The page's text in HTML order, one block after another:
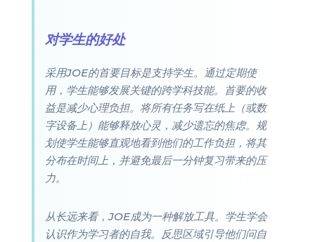
对学生的好处
采用JOE的首要目标是支持学生。通过定期使
用，学生能够发展关键的跨学科技能。首要的收
益是减少心理负担。将所有任务写在纸上（或数
字设备上）能够释放心灵，减少遗忘的焦虑。规
划使学生能够直观地看到他们的工作负担，将其
分布在时间上，并避免最后一分钟复习带来的压
力。
从长远来看，JOE成为一种解放工具。学生学会
认识作为学习者的自我。反思区域引导他们问自